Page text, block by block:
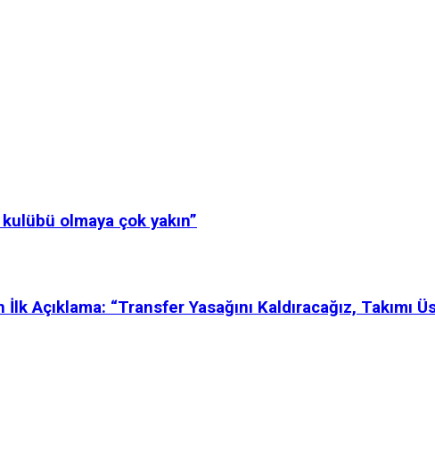
olmaya çok yakın”
Açıklama: “Transfer Yasağını Kaldıracağız, Takımı